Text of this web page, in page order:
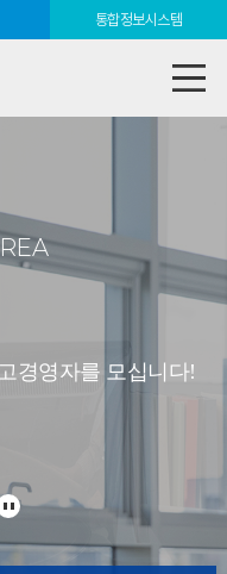
통합정보시스템
경영자를 모십니다!